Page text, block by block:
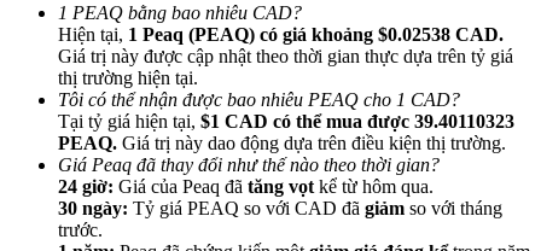
Giới thiệu
Mời một người bạn để nhận phần thưởng tiền mặt
Deposit CASHCAT & Win
1 PEAQ bằng bao nhiêu CAD?
Hiện tại, 1 Peaq (PEAQ) có giá khoảng $0.02538 CAD.
Giá trị này được cập nhật theo thời gian thực dựa trên tỷ giá
thị trường hiện tại.
Tôi có thể nhận được bao nhiêu PEAQ cho 1 CAD?
Tại tỷ giá hiện tại, $1 CAD có thể mua được 39.40110323
PEAQ. Giá trị này dao động dựa trên điều kiện thị trường.
Giá Peaq đã thay đổi như thế nào theo thời gian?
24 giờ: Giá của Peaq đã tăng vọt kể từ hôm qua.
30 ngày: Tỷ giá PEAQ so với CAD đã giảm so với tháng
trước.